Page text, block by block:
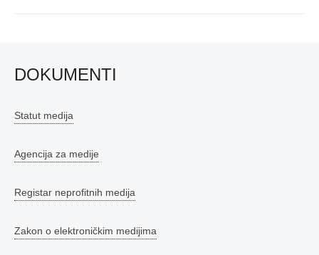
DOKUMENTI
Statut medija
Agencija za medije
Registar neprofitnih medija
Zakon o elektroničkim medijima